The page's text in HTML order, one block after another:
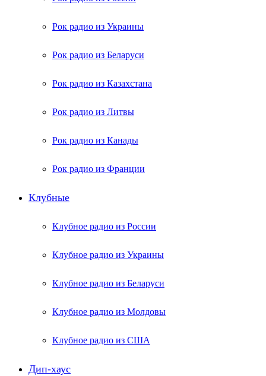
Рок радио из Украины
Рок радио из Беларуси
Рок радио из Казахстана
Рок радио из Литвы
Рок радио из Канады
Рок радио из Франции
Клубные
Клубное радио из России
Клубное радио из Украины
Клубное радио из Беларуси
Клубное радио из Молдовы
Клубное радио из США
Дип-хаус